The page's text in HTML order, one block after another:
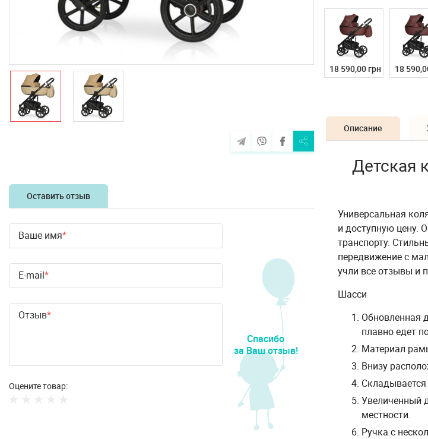
Оставить отзыв
Ваше имя
E-mail
Отзыв
Оцените товар:
Спасибо
за Ваш отзыв!
18 590,00 грн 18
Описание
Детская
Универсальная
и доступную цену.
транспорту.
передвижение с
учли все отзывы и
Шасси
Обновленная
плавно едет
Материал
Внизу
Увеличенный
местности.
Ручка с